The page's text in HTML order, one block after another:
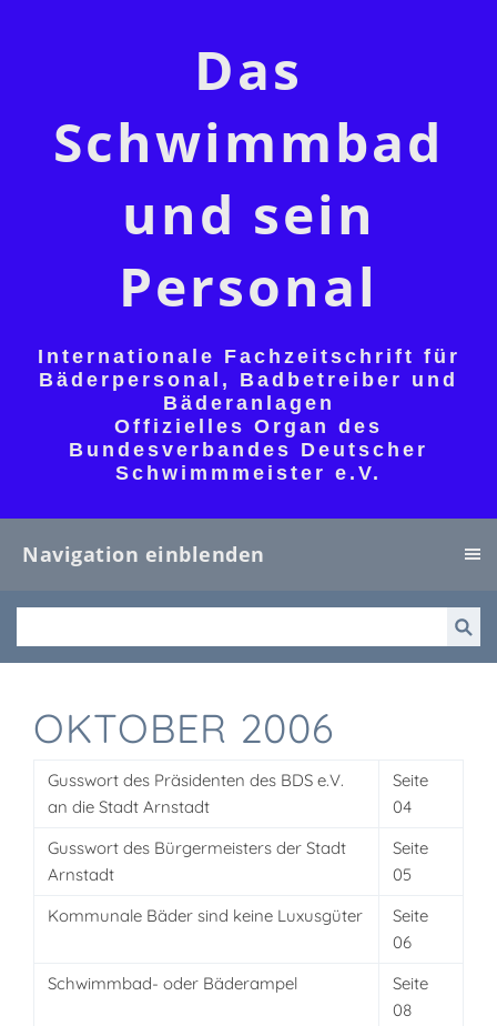
Das
Schwimmbad
und sein
Personal
Internationale Fachzeitschrift für
Bäderpersonal, Badbetreiber und
Bäderanlagen
Offizielles Organ des
Bundesverbandes Deutscher
Schwimmmeister e.V.
Navigation einblenden
OKTOBER 2006
Gusswort des Präsidenten des BDS e.V.
an die Stadt Arnstadt
Seite
04
Gusswort des Bürgermeisters der Stadt
Arnstadt
Seite
05
Kommunale Bäder sind keine Luxusgüter
Seite
06
Schwimmbad- oder Bäderampel
Seite
08